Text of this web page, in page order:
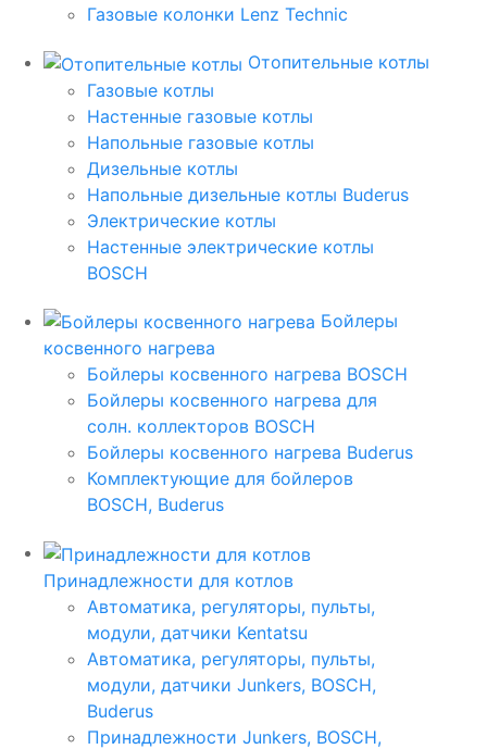
Газовые колонки Lenz Technic
Отопительные котлы
Газовые котлы
Настенные газовые котлы
Напольные газовые котлы
Дизельные котлы
Напольные дизельные котлы Buderus
Электрические котлы
Настенные электрические котлы
BOSCH
Бойлеры
косвенного нагрева
Бойлеры косвенного нагрева BOSCH
Бойлеры косвенного нагрева для
солн. коллекторов BOSCH
Бойлеры косвенного нагрева Buderus
Комплектующие для бойлеров
BOSCH, Buderus
Принадлежности для котлов
Автоматика, регуляторы, пульты,
модули, датчики Kentatsu
Автоматика, регуляторы, пульты,
модули, датчики Junkers, BOSCH,
Buderus
Принадлежности Junkers, BOSCH,